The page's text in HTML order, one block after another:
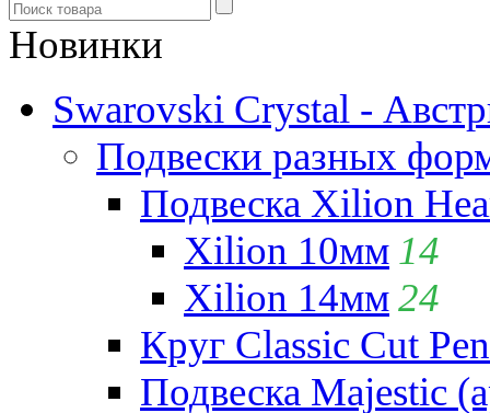
Новинки
Swarovski Crystal -
Подвески разных
Подвеска Xilion
Xilion 10мм 14
Xilion 14мм24
Круг Classic Cut
Подвеска Majestic